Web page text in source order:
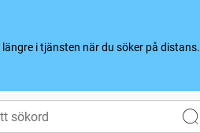
i tjänsten när du söker på distans.